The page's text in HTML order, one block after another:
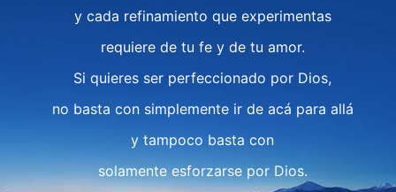
y cada refinamiento que experimentas
requiere de tu fe y de tu amor.
Si quieres ser perfeccionado por Dios,
no basta con simplemente ir de acá para allá
y tampoco basta con
solamente esforzarse por Dios.